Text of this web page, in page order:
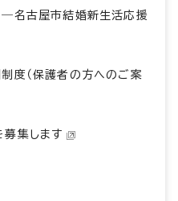
―名古屋市結婚新生活応援
度（保護者の方へのご案
集します